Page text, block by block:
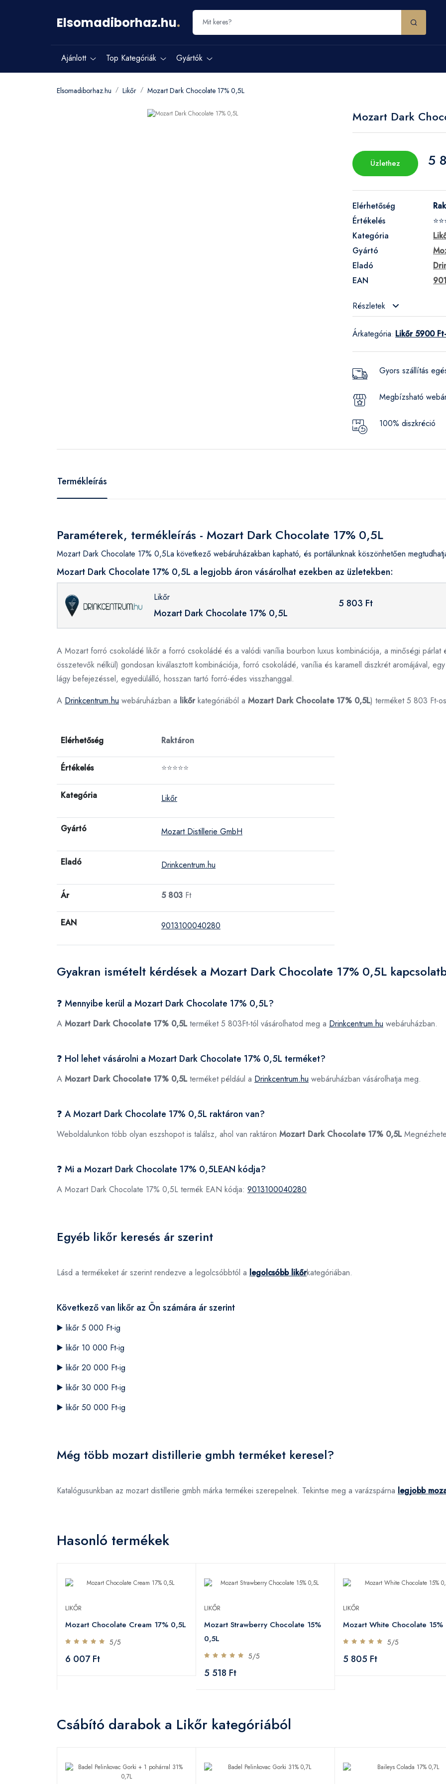
Elsomadiborhaz.hu.
Ajánlott Top Kategóriák Gyártók
Elsomadiborhaz.hu Likőr Mozart Dark Chocolate 17% 0,5L
Mozart Dark
Üzlethez 5
Elérhetőség
Értékelés
Kategória
Gyártó
Eladó
EAN
Részletek
Árkategória: Likőr 5900
Gyors szállítás
Megbízsható
100% diszkréció
Termékleírás
Paraméterek, termékleírás - Mozart Dark Chocolate 17% 0,5L
Mozart Dark Chocolate 17% 0,5La következő webáruházakban kapható, és portálunknak köszönhetően
Mozart Dark Chocolate 17% 0,5L a legjobb áron vásárolhat ezekben az üzletekben:
Likőr
Mozart Dark Chocolate 17% 0,5L
5 803 Ft
A Mozart forró csokoládé likőr a forró csokoládé és a valódi vanília bourbon luxus kombinációja, a minőségi párlat
összetevők nélkül) gondosan kiválasztott kombinációja, forró csokoládé, vanília és karamell diszkrét aromájával,
lágy befejezéssel, egyedülálló, hosszan tartó forró-édes visszhanggal.
A Drinkcentrum.hu webáruházban a likőrkategóriából a Mozart Dark Chocolate 17% 0,5L) terméket 5 803 Ft-
Elérhetőség Raktáron
Értékelés ⭐⭐⭐⭐⭐
Kategória Likőr
Gyártó Mozart Distillerie GmbH
Eladó Drinkcentrum.hu
Ár 5 803 Ft
EAN 9013100040280
Gyakran ismételt kérdések a Mozart Dark Chocolate 17% 0,5L
❓ Mennyibe kerül a Mozart Dark Chocolate 17% 0,5L?
A Mozart Dark Chocolate 17% 0,5Lterméket 5 803Ft-tól vásárolhatod meg a Drinkcentrum.hu webáruházban.
❓ Hol lehet vásárolni a Mozart Dark Chocolate 17% 0,5L terméket?
A Mozart Dark Chocolate 17% 0,5Lterméket például a Drinkcentrum.hu webáruházban vásárolhatja meg.
❓ A Mozart Dark Chocolate 17% 0,5L raktáron van?
Weboldalunkon több olyan eszshopot is találsz, ahol van raktáron Mozart Dark Chocolate 17% 0,5L
❓ Mi a Mozart Dark Chocolate 17% 0,5LEAN kódja?
A Mozart Dark Chocolate 17% 0,5L termék EAN kódja: 9013100040280
Egyéb likőr keresés ár szerint
Lásd a termékeket ár szerint rendezve a legolcsóbbtól a legolcsóbb likőrkategóriában.
Következő van likőr az Ön számára ár szerint
▶️ likőr 5 000 Ft-ig
▶️ likőr 10 000 Ft-ig
▶️ likőr 20 000 Ft-ig
▶️ likőr 30 000 Ft-ig
▶️ likőr 50 000 Ft-ig
Még több mozart distillerie gmbh terméket keresel?
Katalógusunkban az mozart distillerie gmbh márka termékei szerepelnek. Tekintse meg a varázspárna legjobb
Hasonló termékek
LIKŐR
Mozart Chocolate Cream 17% 0,5L
5/5
6 007 Ft
LIKŐR
Mozart Strawberry Chocolate 15%
0,5L
5/5
5 518 Ft
LIKŐR
Mozart White Chocolate 15%
5/5
5 805 Ft
Csábító darabok a Likőr kategóriából